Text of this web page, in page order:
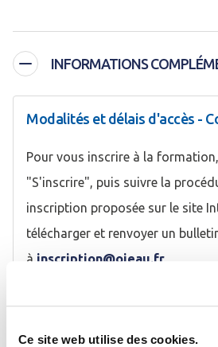
Ce site web utilise des cookies.
INFORMATIONS
Modalités et délais d'accès -
Pour vous inscrire à la
"S'inscrire", puis suivre la
inscription proposée sur le site
télécharger et renvoyer un
à inscription@oieau.fr
administratives et de places
session sélectionnée, vous